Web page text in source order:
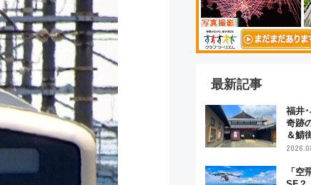
最新記事
福井
奇跡
＆鯖
浜お
グル
「空